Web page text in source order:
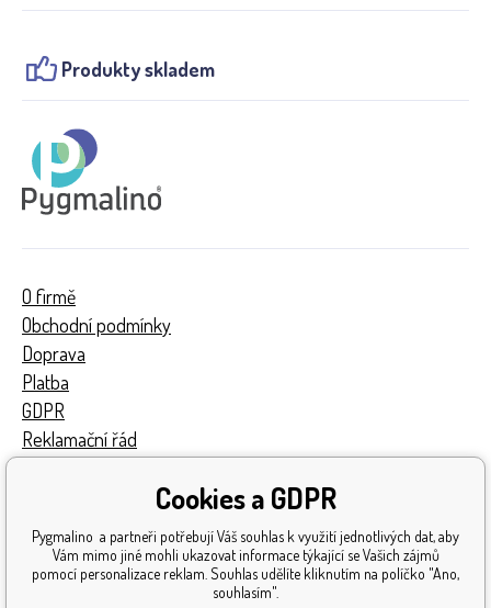
Produkty skladem
O firmě
Obchodní podmínky
Doprava
Platba
GDPR
Reklamační řád
Získaná ocenění
Katalog hraček
Mapa stránek
Cookies a GDPR
Pygmalino a partneři potřebují Váš souhlas k využití jednotlivých dat, aby
Vám mimo jiné mohli ukazovat informace týkající se Vašich zájmů
pomocí personalizace reklam. Souhlas udělíte kliknutím na políčko "Ano,
souhlasím".